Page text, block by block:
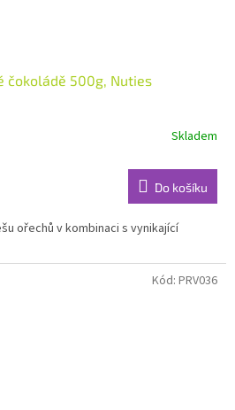
čokoládě 500g, Nuties
Skladem
Do košíku
ořechů v kombinaci s vynikající
Kód: PRV036